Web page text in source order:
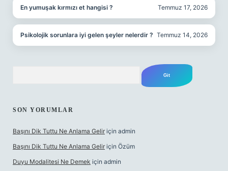
En yumuşak kırmızı et hangisi ? Temmuz 17, 2026
Psikolojik sorunlara iyi gelen şeyler nelerdir ? Temmuz 14, 2026
SON YORUMLAR
Başını Dik Tuttu Ne Anlama Gelir için admin
Başını Dik Tuttu Ne Anlama Gelir için Özüm
Duyu Modalitesi Ne Demek için admin